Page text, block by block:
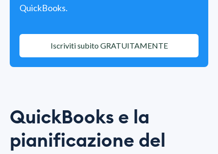
QuickBooks.
Iscriviti subito GRATUITAMENTE
QuickBooks e la
pianificazione del